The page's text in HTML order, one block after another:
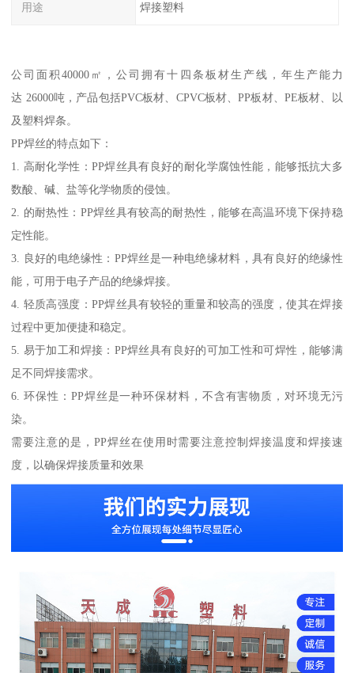
用途 焊接塑料
公司面积40000㎡，公司拥有十四条板材生产线，年生产能力
达 26000吨，产品包括PVC板材、CPVC板材、PP板材、PE板材、以
及塑料焊条。
PP焊丝的特点如下：
1. 高耐化学性：PP焊丝具有良好的耐化学腐蚀性能，能够抵抗大多
数酸、碱、盐等化学物质的侵蚀。
2. 的耐热性：PP焊丝具有较高的耐热性，能够在高温环境下保持稳
定性能。
3. 良好的电绝缘性：PP焊丝是一种电绝缘材料，具有良好的绝缘性
能，可用于电子产品的绝缘焊接。
4. 轻质高强度：PP焊丝具有较轻的重量和较高的强度，使其在焊接
过程中更加便捷和稳定。
5. 易于加工和焊接：PP焊丝具有良好的可加工性和可焊性，能够满
足不同焊接需求。
6. 环保性：PP焊丝是一种环保材料，不含有害物质，对环境无污
染。
需要注意的是，PP焊丝在使用时需要注意控制焊接温度和焊接速
度，以确保焊接质量和效果